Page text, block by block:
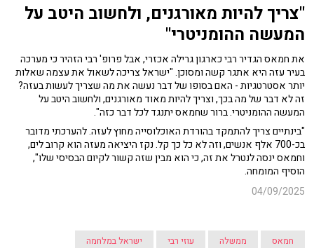
"צריך להיות מאורגנים, ולחשוב היטב על
המעשה ההומניטרי"
את חמאס הגדיר רבי כארגון גרילה אכזרי, אבל פרופ' רבי הזהיר כי מערכה
בעיר עזה היא אתגר קשה ומסוכן. "ישראל צריכה לשאול את עצמה שאלות
יותר אסטרטגיות - האם בסופו של דבר נעשה את מה שצריך לעשות בעזה?
זה לא דבר של מה בכך, וצריך להיות מאוד מאורגנים, ולחשוב היטב על
המעשה ההומניטרי. ברור שחמאס יתנגד לכל דבר כזה".
"בינתיים צריך להתמקד בהורדת האוכלוסייה מחוץ לעזה. להערכתי מדובר
בכ-700 אלף אנשים, וזה לא כל כך קל. נקז היציאה מעזה הוא קרוב לים,
וחמאס ינסה לנטרל את זה, כי הוא מבין שזה קשור לקיום הבסיסי שלו",
הוסיף המומחה.
04/09/2025
חמאס ממשלה עוזי רבי ישראל במלחמה